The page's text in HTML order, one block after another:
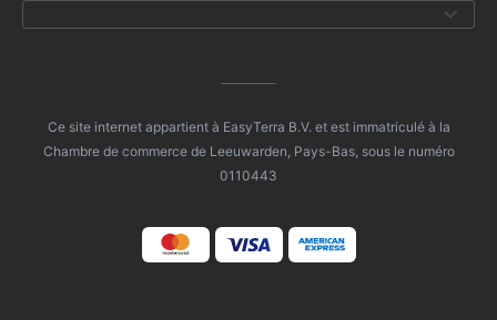
Ce site internet appartient à EasyTerra B.V. et est immatriculé à la
Chambre de commerce de Leeuwarden, Pays-Bas, sous le numéro
0110443